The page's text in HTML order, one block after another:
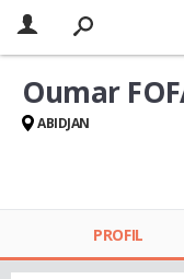
Oumar
ABIDJAN
PROFIL